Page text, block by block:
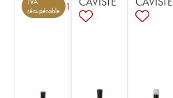
récupérable
1